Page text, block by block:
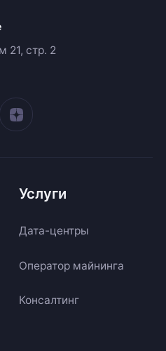
21, стр. 2
Услуги
Дата-центры
Оператор майнинга
Консалтинг